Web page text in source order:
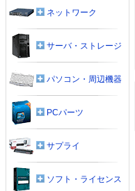
ネットワーク
サーバ・ストレージ
パソコン・周辺機器
PCパーツ
サプライ
ソフト・ライセンス